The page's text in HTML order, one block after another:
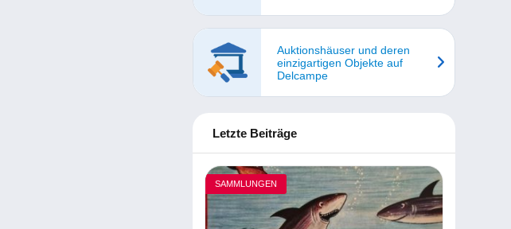
Auktionshäuser und deren
einzigartigen Objekte auf
Delcampe
Letzte Beiträge
SAMMLUNGEN